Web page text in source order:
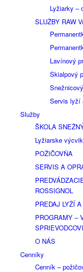
Lyžiarky –
SLUŽBY RAW
Lavínový
Skialpový
Servis lyží
Služby
ŠKOLA
Lyžiarske
POŽIČOVŇA
SERVIS A
ROSSIGNOL
PREDAJ LYŽÍ
PROGRAMY –
O NÁS
Cenníky
Cenník –